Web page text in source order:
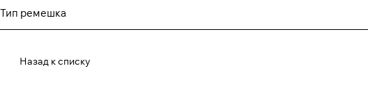
Тип ремешка
Назад к списку